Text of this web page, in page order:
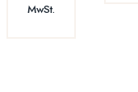
MwSt.